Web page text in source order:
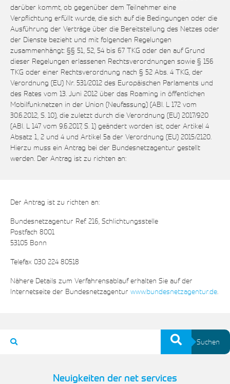
darüber kommt, ob gegenüber dem Teilnehmer eine
Verpflichtung erfüllt wurde, die sich auf die Bedingungen oder die
Ausführung der Verträge über die Bereitstellung des Netzes oder
der Dienste bezieht und mit folgenden Regelungen
zusammenhängt: §§ 51, 52, 54 bis 67 TKG oder den auf Grund
dieser Regelungen erlassenen Rechtsverordnungen sowie § 156
TKG oder einer Rechtsverordnung nach § 52 Abs. 4 TKG, der
Verordnung (EU) Nr. 531/2012 des Europäischen Parlaments und
des Rates vom 13. Juni 2012 über das Roaming in öffentlichen
Mobilfunknetzen in der Union (Neufassung) (ABl. L 172 vom
30.6.2012, S. 10), die zuletzt durch die Verordnung (EU) 2017/920
(ABl. L 147 vom 9.6.2017, S. 1) geändert worden ist, oder Artikel 4
Absatz 1, 2 und 4 und Artikel 5a der Verordnung (EU) 2015/2120.
Hierzu muss ein Antrag bei der Bundesnetzagentur gestellt
werden. Der Antrag ist zu richten an:
Der Antrag ist zu richten an:
Bundesnetzagentur Ref. 216, Schlichtungsstelle
Postfach 8001
53105 Bonn
Telefax 030 224 80518
Nähere Details zum Verfahrensablauf erhalten Sie auf der
Internetseite der Bundesnetzagentur www.bundesnetzagentur.de.
Suchen
Neuigkeiten der net services